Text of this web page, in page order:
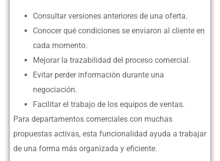
Consultar versiones anteriores de una oferta.
Conocer qué condiciones se enviaron al cliente en
cada momento.
Mejorar la trazabilidad del proceso comercial.
Evitar perder información durante una
negociación.
Facilitar el trabajo de los equipos de ventas.
Para departamentos comerciales con muchas
propuestas activas, esta funcionalidad ayuda a trabajar
de una forma más organizada y eficiente.